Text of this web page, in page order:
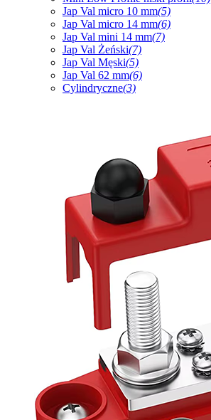
Jap Val micro 10 mm(5)
Jap Val micro 14 mm(6)
Jap Val mini 14 mm(7)
Jap Val Żeński(7)
Jap Val Męski(5)
Jap Val 62 mm(6)
Cylindryczne(3)